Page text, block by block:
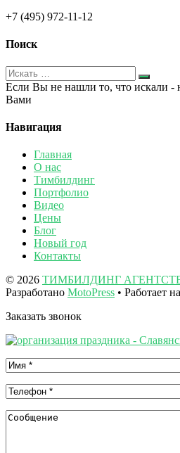
+7 (495) 972-11-12
Поиск
Если Вы не нашли то, что искали -
Вами
Навигация
Главная
О нас
Тимбилдинг
Портфолио
Видео
Цены
Блог
Новый год
Контакты
© 2026 ТИМБИЛДИНГ
Разработано MotoPress • Работает на
Заказать звонок